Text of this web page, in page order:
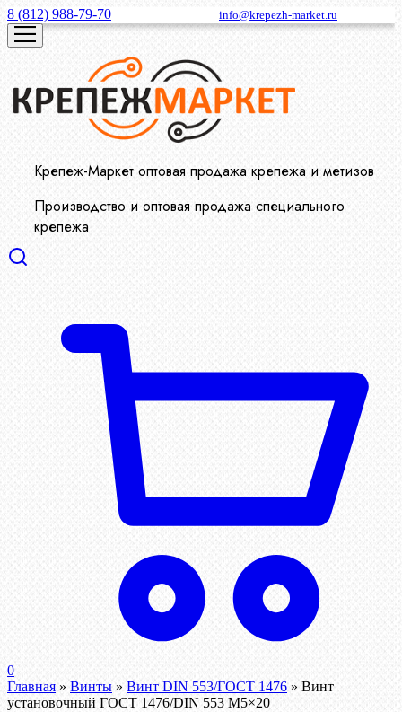
8 (812) 988-79-70 info@krepezh-market.ru
Крепеж-Маркет оптовая продажа крепежа и метизов
Производство и оптовая продажа специального
крепежа
0
Главная » Винты » Винт DIN 553/ГОСТ 1476 » Винт
установочный ГОСТ 1476/DIN 553 М5×20